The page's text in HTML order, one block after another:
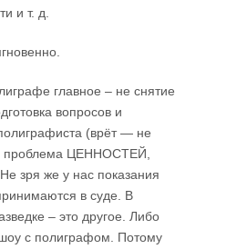
и т. д.
главное – не снятие
вопросов и
(врёт — не
проблема ЦЕННОСТЕЙ,
зря же у нас показания
в суде. В
– это другое. Либо
с полиграфом. Потому